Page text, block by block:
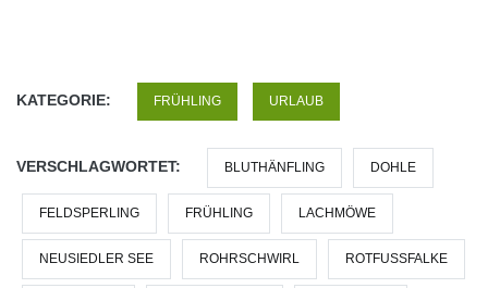
KATEGORIE: FRÜHLING URLAUB
VERSCHLAGWORTET: BLUTHÄNFLING DOHLE
FELDSPERLING FRÜHLING LACHMÖWE
NEUSIEDLER SEE ROHRSCHWIRL ROTFUSSFALKE